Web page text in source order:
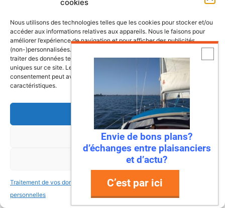
cookies
Nous utilisons des technologies telles que les cookies pour stocker et/ou
accéder aux informations relatives aux appareils. Nous le faisons pour
améliorer l’expérience de navigation et pour afficher des publicités
(non-)personnalisées. Consentir à ces technologies nous autorisera à
traiter des données telles que le comportement de navigation ou les ID
uniques sur ce site. Le fait de ne pas consentir ou de retirer son
consentement peut avoir un effet négatif sur certaines fonctonnalités et
caractéristiques.
Accepter
Refuser
Voir les préférences
Traitement de vos données
personnelles
Traitement de vos données
personnelles
Envie de bons plans?
d’échanges entre plaisanciers
et d’actu?
C’est par ici